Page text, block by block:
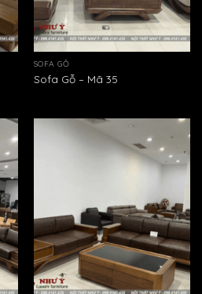
SOFA GỖ
Sofa Gỗ – Mã 35